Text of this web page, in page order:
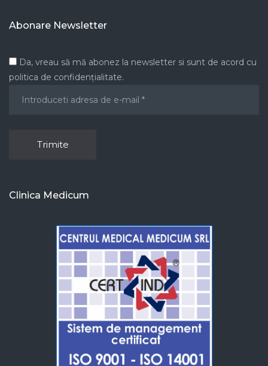
Abonare Newsletter
Da, vreau să mă abonez la newsletter si sunt de acord cu
politica de confidențialitate.
Clinica Medicum